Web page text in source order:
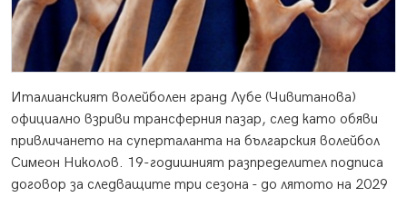
Италианският волейболен гранд Лубе (Чивитанова)
официално взриви трансферния пазар, след като обяви
привличането на суперталанта на българския волейбол
Симеон Николов. 19-годишният разпределител подписа
договор за следващите три сезона - до лятото на 2029